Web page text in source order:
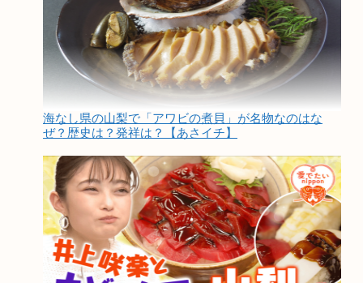
海なし県の山梨で「アワビの煮貝」が名物なのはな
ぜ？歴史は？発祥は？【あさイチ】